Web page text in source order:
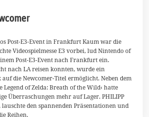
Post-E3-Event in Frankfurt Kaum war die
Videospielmesse E3 vorbei, lud Nintendo of
Post-E3-Event nach Frankfurt ein.
nach LA reisen konnten, wurde ein
die Newcomer-Titel ermöglicht. Neben dem
Legend of Zelda: Breath of the Wild‹ hatte
Überraschungen mehr auf Lager. PHILIPP
den spannenden Präsentationen und
Reihen.